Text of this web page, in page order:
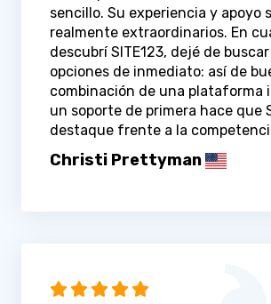
sencillo. Su experiencia y apoyo
realmente extraordinarios. En
descubrí SITE123, dejé de
opciones de inmediato: así de
combinación de una plataforma
un soporte de primera hace que
destaque frente a la
Christi Prettyman